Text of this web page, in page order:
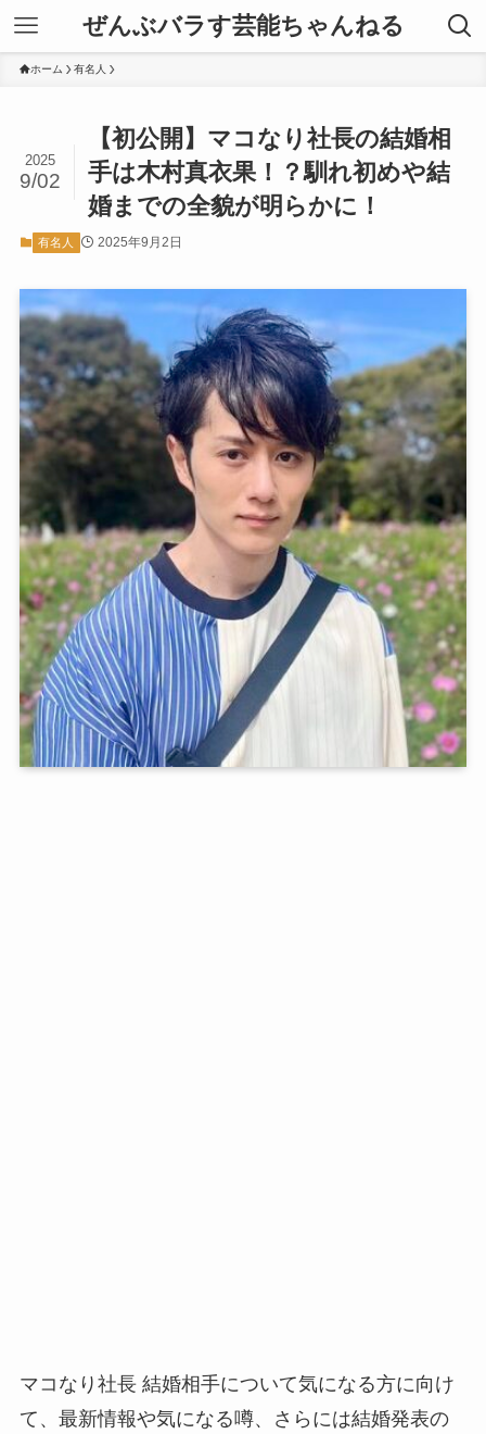
ぜんぶバラす芸能ちゃんねる
ホーム 有名人
【初公開】マコなり社長の結婚相
手は木村真衣果！？馴れ初めや結
婚までの全貌が明らかに！
2025
9/02
有名人 2025年9月2日
マコなり社長 結婚相手について気になる方に向け
て、最新情報や気になる噂、さらには結婚発表の